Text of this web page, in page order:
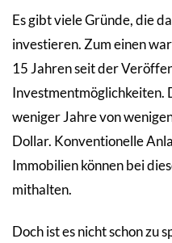
Es gibt viele Gründe, die
investieren. Zum einen
15 Jahren seit der
Investmentmöglichkeiten.
weniger Jahre von
Dollar. Konventionelle
Immobilien können bei
mithalten.
Doch ist es nicht schon zu